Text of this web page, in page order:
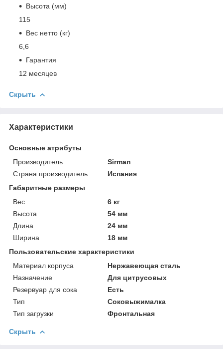
Высота (мм)
115
Вес нетто (кг)
6,6
Гарантия
12 месяцев
Скрыть
Характеристики
Основные атрибуты
Производитель
Sirman
Страна производитель
Испания
Габаритные размеры
Вес
6 кг
Высота
54 мм
Длина
24 мм
Ширина
18 мм
Пользовательские характеристики
Материал корпуса
Нержавеющая сталь
Назначение
Для цитрусовых
Резервуар для сока
Есть
Тип
Соковыжималка
Тип загрузки
Фронтальная
Скрыть